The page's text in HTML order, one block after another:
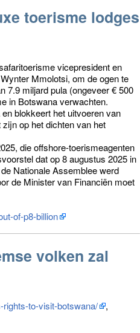
toerisme lodges
vicepresident en
Mmolotsi, om de ogen te
7.9 miljard pula (ongeveer € 500
in Botswana verwachten.
blokkeert het uitvoeren van
op het dichten van het
die offshore-toerismeagenten
dat op 8 augustus 2025 in
Nationale Assemblee werd
de Minister van Financiën moet
of-p8-billion
volken zal
rights-to-visit-botswana/
,